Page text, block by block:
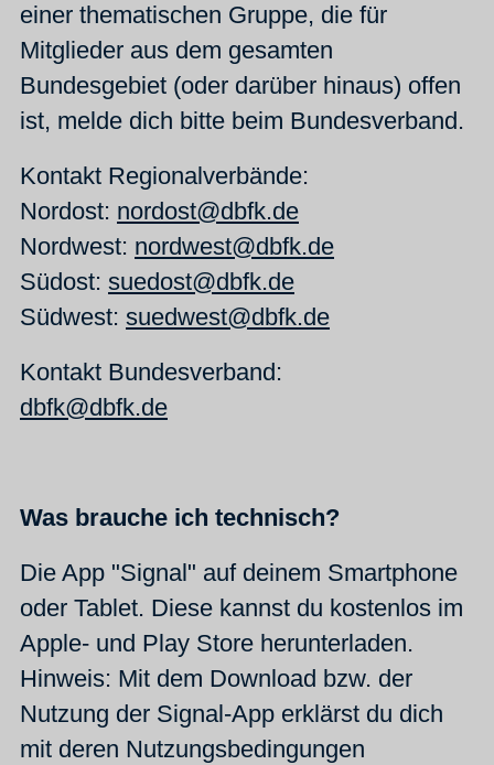
einer thematischen Gruppe, die für
Mitglieder aus dem gesamten
Bundesgebiet (oder darüber hinaus) offen
ist, melde dich bitte beim Bundesverband.
Kontakt Regionalverbände:
Nordost: nordost@dbfk.de
Nordwest: nordwest@dbfk.de
Südost: suedost@dbfk.de
Südwest: suedwest@dbfk.de
Kontakt Bundesverband:
dbfk@dbfk.de
Was brauche ich technisch?
Die App "Signal" auf deinem Smartphone
oder Tablet. Diese kannst du kostenlos im
Apple- und Play Store herunterladen.
Hinweis: Mit dem Download bzw. der
Nutzung der Signal-App erklärst du dich
mit deren Nutzungsbedingungen